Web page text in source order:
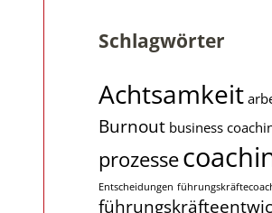
Schlagwörter
Achtsamkeit
Burnout business
prozesse
Entscheidungen